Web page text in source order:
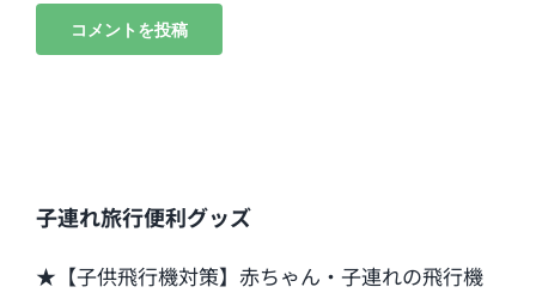
子連れ旅行便利グッズ
★【子供飛行機対策】赤ちゃん・子連れの飛行機